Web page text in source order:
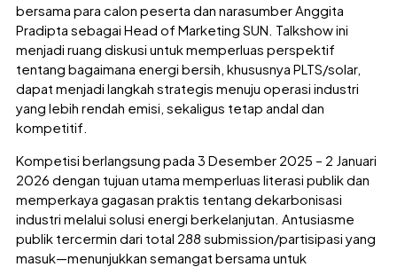
bersama para calon peserta dan narasumber Anggita
Pradipta sebagai Head of Marketing SUN. Talkshow ini
menjadi ruang diskusi untuk memperluas perspektif
tentang bagaimana energi bersih, khususnya PLTS/solar,
dapat menjadi langkah strategis menuju operasi industri
yang lebih rendah emisi, sekaligus tetap andal dan
kompetitif.
Kompetisi berlangsung pada 3 Desember 2025 – 2 Januari
2026 dengan tujuan utama memperluas literasi publik dan
memperkaya gagasan praktis tentang dekarbonisasi
industri melalui solusi energi berkelanjutan. Antusiasme
publik tercermin dari total 288 submission/partisipasi yang
masuk—menunjukkan semangat bersama untuk